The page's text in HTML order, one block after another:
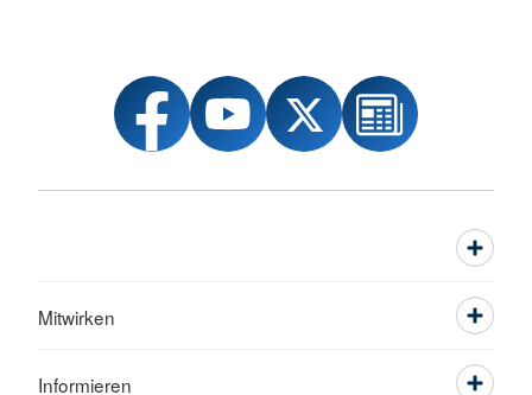
Mitwirken
Informieren